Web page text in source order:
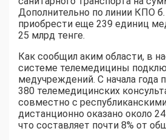
Дополнительно по линии КПО б.
приобрести еще 239 единиц
25 млрд тенге.
Как сообщил аким области, в
системе телемедицины
медучреждений. С начала года
380 телемедицинских
совместно с
дистанционно оказано около
что составляет почти 8% от